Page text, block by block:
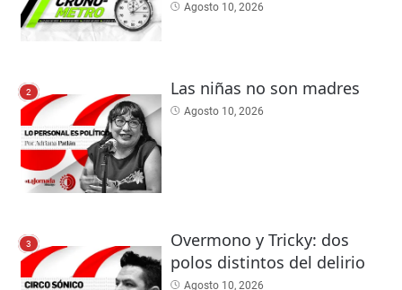
Agosto 10, 2026
2 Las niñas no son madres
Agosto 10, 2026
3
Overmono y Tricky: dos
polos distintos del delirio
Agosto 10, 2026